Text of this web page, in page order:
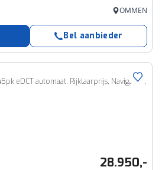
OMMEN
Bel aanbieder
Edition 1.2 Turbo Hybrid 145pk eDCT automaat, Rijklaarprijs, Navigatie Camera Stoel-, stuur- en voorruitverwarming
28.950,-